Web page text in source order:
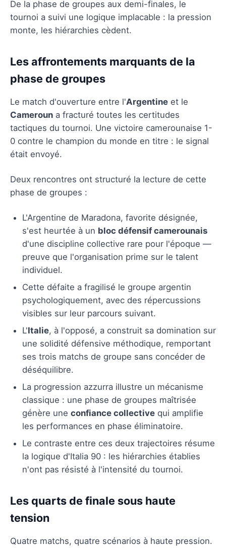
De la phase de groupes aux demi-finales, le
tournoi a suivi une logique implacable : la pression
monte, les hiérarchies cèdent.
Les affrontements marquants de la
phase de groupes
Le match d'ouverture entre l'Argentine et le
Cameroun a fracturé toutes les certitudes
tactiques du tournoi. Une victoire camerounaise 1-
0 contre le champion du monde en titre : le signal
était envoyé.
Deux rencontres ont structuré la lecture de cette
phase de groupes :
L'Argentine de Maradona, favorite désignée,
s'est heurtée à un bloc défensif camerounais
d'une discipline collective rare pour l'époque —
preuve que l'organisation prime sur le talent
individuel.
Cette défaite a fragilisé le groupe argentin
psychologiquement, avec des répercussions
visibles sur leur parcours suivant.
L'Italie, à l'opposé, a construit sa domination sur
une solidité défensive méthodique, remportant
ses trois matchs de groupe sans concéder de
déséquilibre.
La progression azzurra illustre un mécanisme
classique : une phase de groupes maîtrisée
génère une confiance collective qui amplifie
les performances en phase éliminatoire.
Le contraste entre ces deux trajectoires résume
la logique d'Italia 90 : les hiérarchies établies
n'ont pas résisté à l'intensité du tournoi.
Les quarts de finale sous haute
tension
Quatre matchs, quatre scénarios à haute pression.